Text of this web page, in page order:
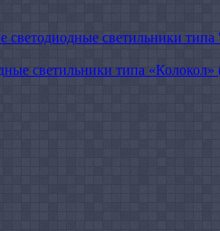
светильники
светильники типа «Колокол»